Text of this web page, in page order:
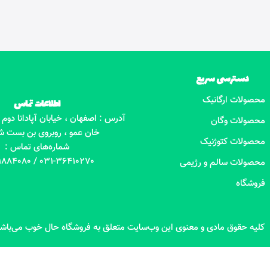
دسترسی سریع
محصولات ارگانیک
محصولات وگان
محصولات کتوژنیک
محصولات سالم و رژیمی
فروشگاه
اطلاعات تماس
آدرس : اصفهان ، خیابان آپادانا
خان عمو ، روبروی بن بست
شماره‌های تماس :
031-36410270 / 09131884080
کلیه حقوق مادی و معنوی این وب‌سایت متعلق به فروشگاه حال خوب